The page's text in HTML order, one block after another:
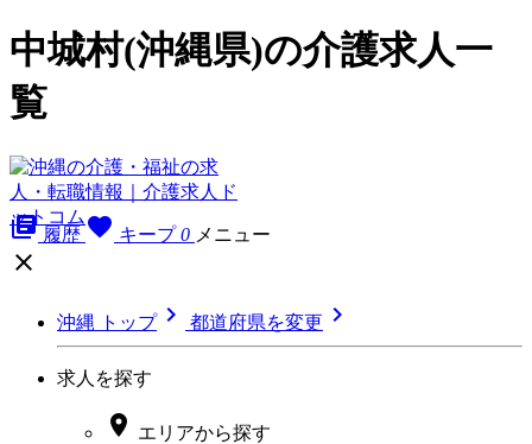
中城村(沖縄県)の介護求人一
覧
library_books 履歴 favorite キープ 0 メニュー

沖縄 トップ 都道府県を変更 
求人を探す
 エリアから探す